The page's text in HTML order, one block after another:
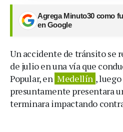
Agrega Minuto30 como
en Google
Un accidente de tránsito se
de julio en una vía que
Popular, en Medellín ,
presuntamente presentara
terminara impactando